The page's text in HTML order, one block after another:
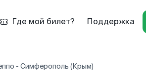
Где мой билет? Поддержка
- Симферополь (Крым)